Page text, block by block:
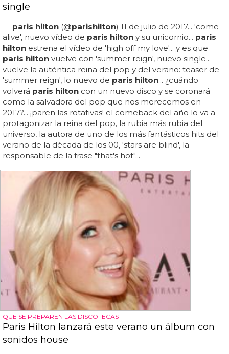
single
— paris hilton (@parishilton) 11 de julio de 2017... 'come
alive', nuevo vídeo de paris hilton y su unicornio... paris
hilton estrena el vídeo de 'high off my love'... y es que
paris hilton vuelve con 'summer reign', nuevo single...
vuelve la auténtica reina del pop y del verano: teaser de
'summer reign', lo nuevo de paris hilton... ¿cuándo
volverá paris hilton con un nuevo disco y se coronará
como la salvadora del pop que nos merecemos en
2017?... ¡paren las rotativas! el comeback del año lo va a
protagonizar la reina del pop, la rubia más rubia del
universo, la autora de uno de los más fantásticos hits del
verano de la década de los 00, 'stars are blind', la
responsable de la frase "that's hot"...
QUE SE PREPAREN LAS DISCOTECAS
Paris Hilton lanzará este verano un álbum con
sonidos house